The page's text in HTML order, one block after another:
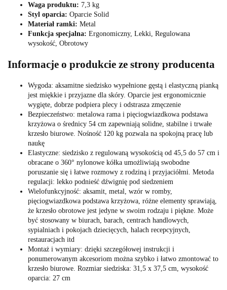
Waga produktu: 7,3 kg
Styl oparcia: Oparcie Solid
Materiał ramki: Metal
Funkcja specjalna: Ergonomiczny, Lekki, Regulowana
wysokość, Obrotowy
Informacje o produkcie ze strony producenta
Wygoda: aksamitne siedzisko wypełnione gęstą i elastyczną pianką
jest miękkie i przyjazne dla skóry. Oparcie jest ergonomicznie
wygięte, dobrze podpiera plecy i odstrasza zmęczenie
Bezpieczeństwo: metalowa rama i pięciogwiazdkowa podstawa
krzyżowa o średnicy 54 cm zapewniają solidne, stabilne i trwałe
krzesło biurowe. Nośność 120 kg pozwala na spokojną pracę lub
naukę
Elastyczne: siedzisko z regulowaną wysokością od 45,5 do 57 cm i
obracane o 360° nylonowe kółka umożliwiają swobodne
poruszanie się i łatwe rozmowy z rodziną i przyjaciółmi. Metoda
regulacji: lekko podnieść dźwignię pod siedzeniem
Wielofunkcyjność: aksamit, metal, wzór w romby,
pięciogwiazdkowa podstawa krzyżowa, różne elementy sprawiają,
że krzesło obrotowe jest jedyne w swoim rodzaju i piękne. Może
być stosowany w biurach, barach, centrach handlowych,
sypialniach i pokojach dziecięcych, halach recepcyjnych,
restauracjach itd
Montaż i wymiary: dzięki szczegółowej instrukcji i
ponumerowanym akcesoriom można szybko i łatwo zmontować to
krzesło biurowe. Rozmiar siedziska: 31,5 x 37,5 cm, wysokość
oparcia: 27 cm